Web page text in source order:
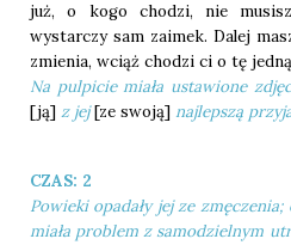
już, o kogo chodzi, nie
wystarczy sam zaimek. Dalej
zmienia, wciąż chodzi ci o tę
Na pulpicie miała ustawione
[ją] z jej[ze swoją] najlepszą
CZAS: 2
Powieki opadały jej ze
miała problem z samodzielnym